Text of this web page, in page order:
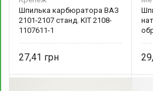
Шпилька карбюратора ВАЗ
2101-2107 станд. KIT 2108-
1107611-1
27,41
31Р